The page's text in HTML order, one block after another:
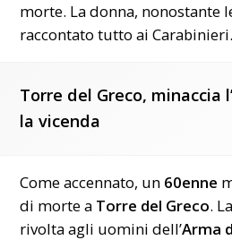
morte. La donna, nonostante
raccontato tutto ai Carabinieri.
Torre del Greco, minaccia
la vicenda
Come accennato, un 60enne
di morte a Torre del Greco.
rivolta agli uomini dell’Arma